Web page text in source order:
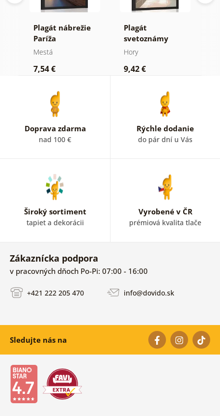
Plagát nábrežie
Paríža
Mestá
7,54 €
Plagát
svetoznámy
Čínsky múr
Hory
9,42 €
Doprava zdarma
nad 100 €
Rýchle dodanie
do pár dní u Vás
Široký sortiment
tapiet a dekorácii
Vyrobené v ČR
prémiová kvalita tlače
Zákaznícka podpora
v pracovných dňoch Po-Pi: 07:00 - 16:00
+421 222 205 470 info@dovido.sk
Sledujte nás na